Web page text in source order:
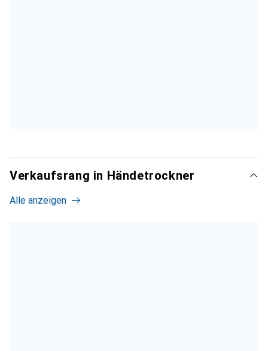
Verkaufsrang in Händetrockner
Alle anzeigen